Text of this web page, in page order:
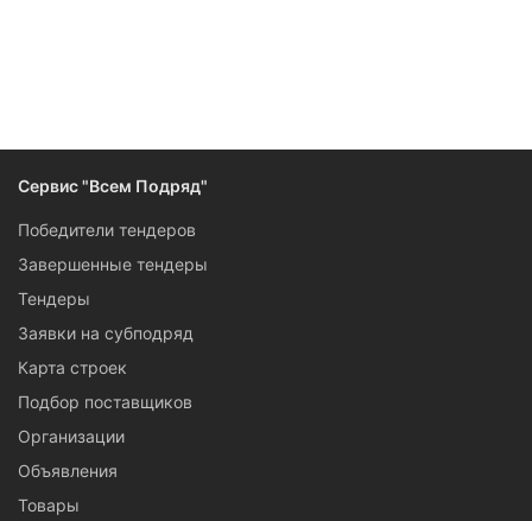
Сервис "Всем Подряд"
Победители тендеров
Завершенные тендеры
Тендеры
Заявки на субподряд
Карта строек
Подбор поставщиков
Организации
Объявления
Товары